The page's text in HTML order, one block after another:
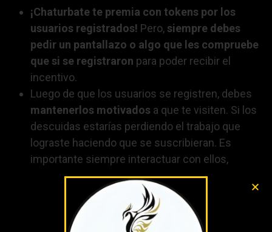
¡Chaturbate te premia con tokens por los
usuarios registrados! Pero, siempre debes
pedir un pantallazo o algo que les compruebe
que si se registraron para poder recibir el
incentivo.
Luego de que los usuarios se registren, debes
mantenerlos motivados a que te visiten. Si los
descuidas estarías perdiendo el trabajo que
lograste haciendo que se suscribieran. Es
importante siempre interactuar con ellos,
saludarlos yhacerlos sentir importantes
porque lo son…
Hay varias estrategias adicionales que puedes
seguir para posicionarte en Chaturbate en el 2023: